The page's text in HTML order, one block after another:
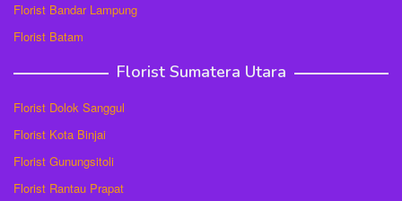
Florist Bandar Lampung
Florist Batam
Florist Sumatera Utara
Florist Dolok Sanggul
Florist Kota Binjai
Florist Gunungsitoli
Florist Rantau Prapat